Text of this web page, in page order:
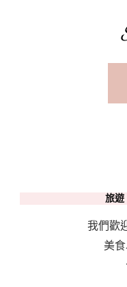
旅遊
我們歡
美